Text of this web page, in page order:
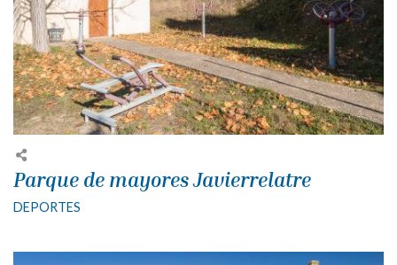
Parque de mayores Javierrelatre
DEPORTES